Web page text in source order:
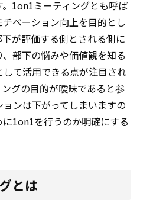
1on1ミーティングとも呼ば
ベーション向上を目的とし
が評価する側とされる側に
部下の悩みや価値観を知る
て活用できる点が注目され
グの目的が曖昧であると参
ンは下がってしまいますの
1on1を行うのか明確にする
とは